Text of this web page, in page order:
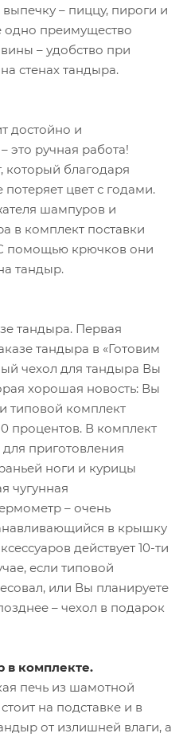
– пиццу, пироги и
преимущество
– удобство при
стенах тандыра.
достойно и
это ручная работа!
благодаря
цвет с годами.
шампуров и
в комплект поставки
С помощью крючков они
тандыр.
тандыра. Первая
тандыра в «Готовим
чехол для тандыра Вы
хорошая новость: Вы
типовой комплект
процентов. В комплект
приготовления
ноги и курицы
чугунная
– очень
в крышку
действует 10-ти
если типовой
или Вы планируете
– чехол в подарок
в комплекте.
печь из шамотной
на подставке и в
от излишней влаги, а